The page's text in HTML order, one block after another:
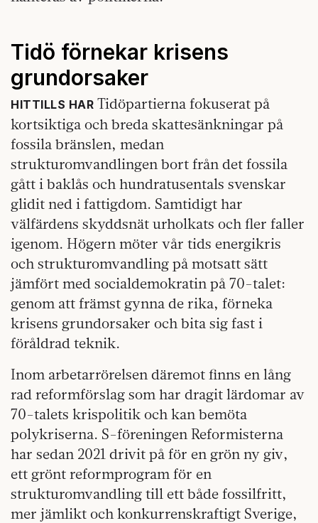
Tidö förnekar krisens
grundorsaker
HITTILLS HAR Tidöpartierna fokuserat på
kortsiktiga och breda skattesänkningar på
fossila bränslen, medan
strukturomvandlingen bort från det fossila
gått i baklås och hundratusentals svenskar
glidit ned i fattigdom. Samtidigt har
välfärdens skyddsnät urholkats och fler faller
igenom. Högern möter vår tids energikris
och strukturomvandling på motsatt sätt
jämfört med socialdemokratin på 70-talet:
genom att främst gynna de rika, förneka
krisens grundorsaker och bita sig fast i
föråldrad teknik.
Inom arbetarrörelsen däremot finns en lång
rad reformförslag som har dragit lärdomar av
70-talets krispolitik och kan bemöta
polykriserna. S-föreningen Reformisterna
har sedan 2021 drivit på för en grön ny giv,
ett grönt reformprogram för en
strukturomvandling till ett både fossilfritt,
mer jämlikt och konkurrenskraftigt Sverige,